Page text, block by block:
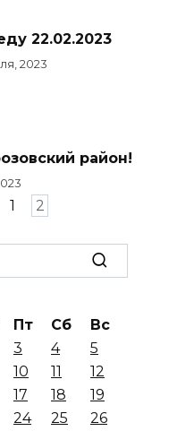
22.02.2023
2023
район!
1 2
Пт Сб
Вс
3 4
5
10 11
12
17 18
19
24 25
26